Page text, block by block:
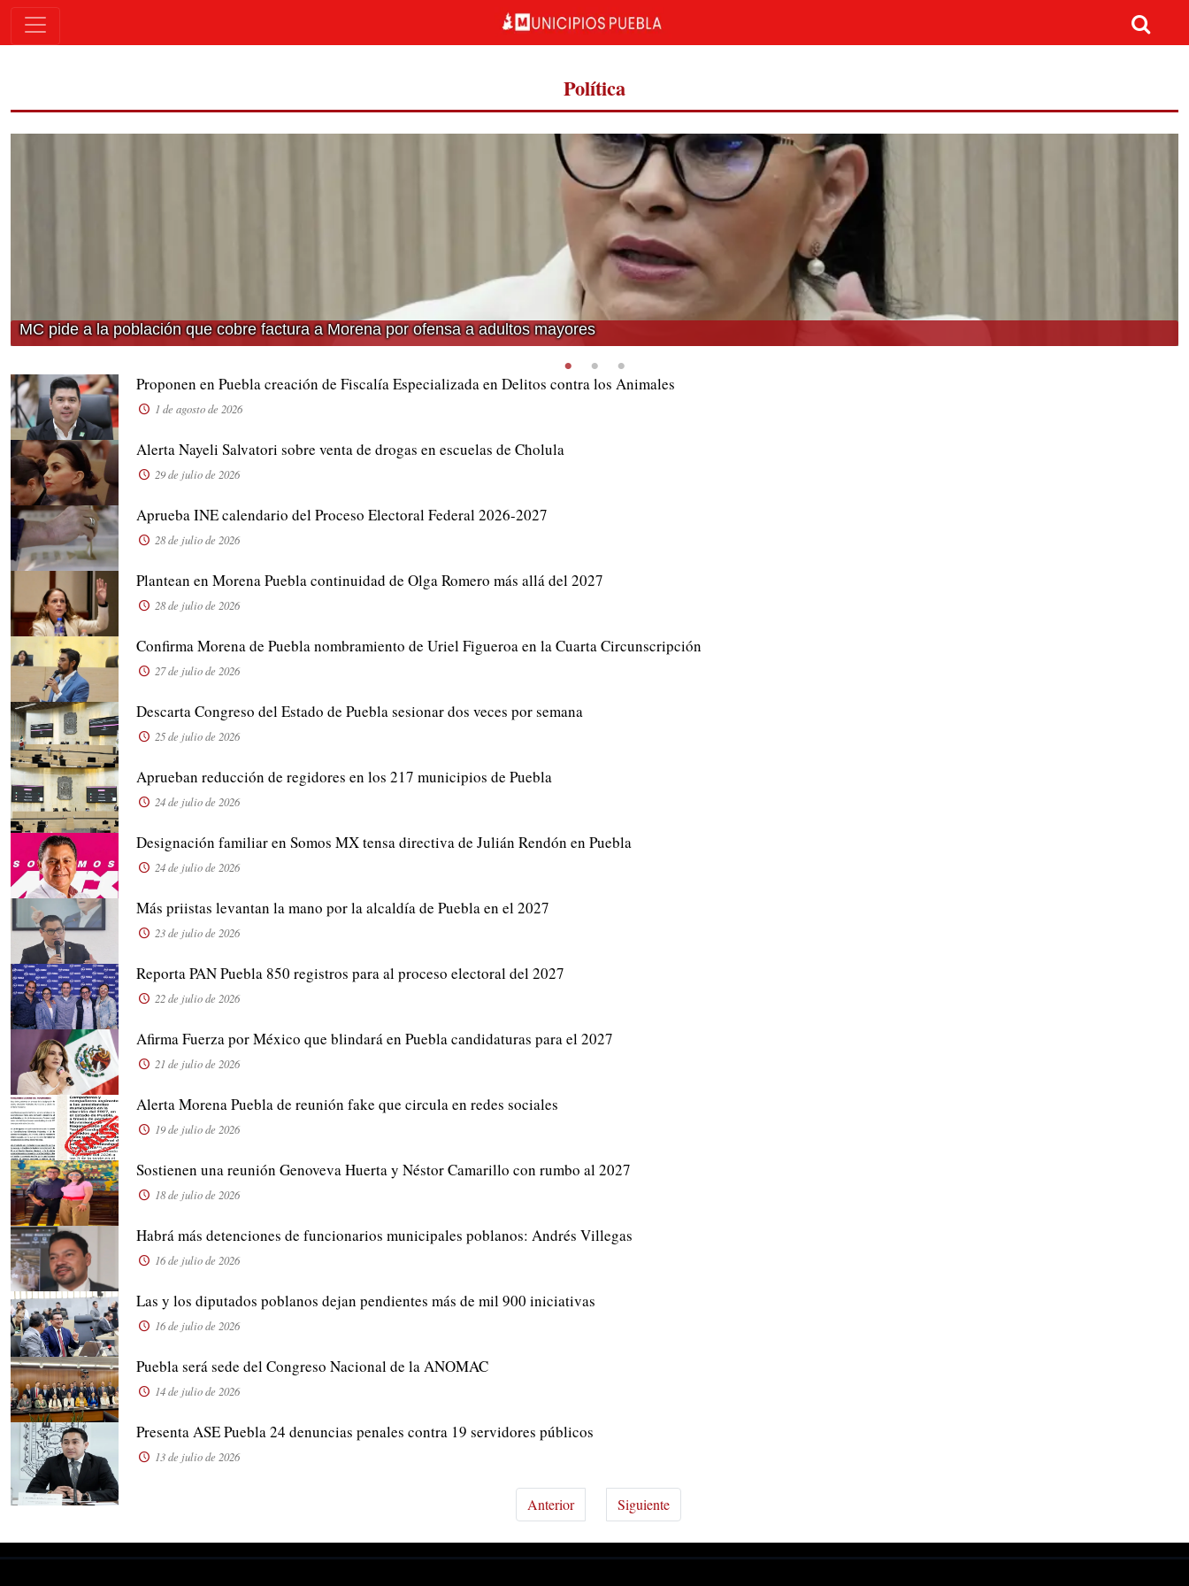
Política
MC pide a la población que cobre factura a Morena por ofensa a adultos mayores
Proponen en Puebla creación de Fiscalía Especializada en Delitos contra los Animales
1 de agosto de 2026
Alerta Nayeli Salvatori sobre venta de drogas en escuelas de Cholula
29 de julio de 2026
Aprueba INE calendario del Proceso Electoral Federal 2026-2027
28 de julio de 2026
Plantean en Morena Puebla continuidad de Olga Romero más allá del 2027
28 de julio de 2026
Confirma Morena de Puebla nombramiento de Uriel Figueroa en la Cuarta Circunscripción
27 de julio de 2026
Descarta Congreso del Estado de Puebla sesionar dos veces por semana
25 de julio de 2026
Aprueban reducción de regidores en los 217 municipios de Puebla
24 de julio de 2026
Designación familiar en Somos MX tensa directiva de Julián Rendón en Puebla
24 de julio de 2026
Más priistas levantan la mano por la alcaldía de Puebla en el 2027
23 de julio de 2026
Reporta PAN Puebla 850 registros para al proceso electoral del 2027
22 de julio de 2026
Afirma Fuerza por México que blindará en Puebla candidaturas para el 2027
21 de julio de 2026
Alerta Morena Puebla de reunión fake que circula en redes sociales
19 de julio de 2026
Sostienen una reunión Genoveva Huerta y Néstor Camarillo con rumbo al 2027
18 de julio de 2026
Habrá más detenciones de funcionarios municipales poblanos: Andrés Villegas
16 de julio de 2026
Las y los diputados poblanos dejan pendientes más de mil 900 iniciativas
16 de julio de 2026
Puebla será sede del Congreso Nacional de la ANOMAC
14 de julio de 2026
Presenta ASE Puebla 24 denuncias penales contra 19 servidores públicos
13 de julio de 2026
Anterior Siguiente